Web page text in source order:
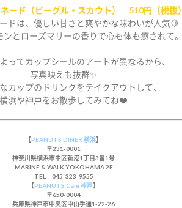
ード（ビーグル・スカウト） 510円（税抜）
ドは、優しい甘さと爽やかな味わいが人気🍋
ンとローズマリーの香りで心も体も癒されて。
ってカップシールのアートが異なるから、
写真映えも抜群✨
カップのドリンクをテイクアウトして、
横浜や神戸をお散歩してみてね❤️
【PEANUTS DINER 横浜】
〒231-0001
神奈川県横浜市中区新港1丁目3番1号
MARINE & WALK YOKOHAMA 2F
TEL 045-323-9555
【PEANUTS Cafe 神戸】
〒650-0004
兵庫県神戸市中央区中山手通1-22-26